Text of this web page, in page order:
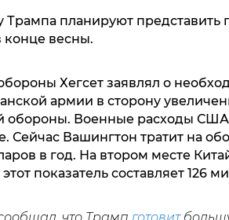
Трампа планируют представить
весны.
Хегсет заявлял о
армии в сторону
обороны. Военные расходы
Сейчас Вашингтон тратит на
в год. На втором месте
показатель составляет 126
что Трамп готовит